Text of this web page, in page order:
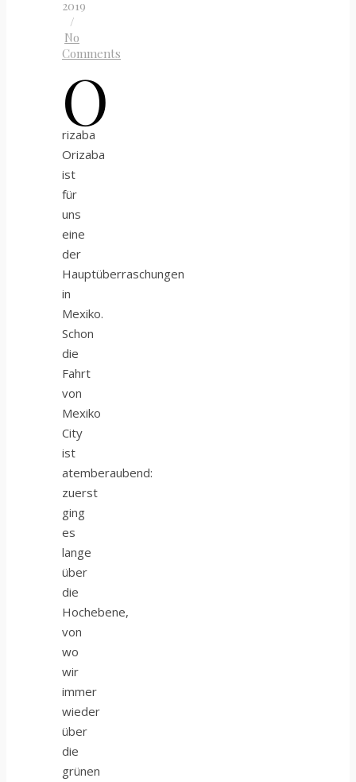
2019
/
No
Comments
O
rizaba
Orizaba
ist
für
uns
eine
der
Hauptüberraschungen
in
Mexiko.
Schon
die
Fahrt
von
Mexiko
City
ist
atemberaubend:
zuerst
ging
es
lange
über
die
Hochebene,
von
wo
wir
immer
wieder
über
die
grünen